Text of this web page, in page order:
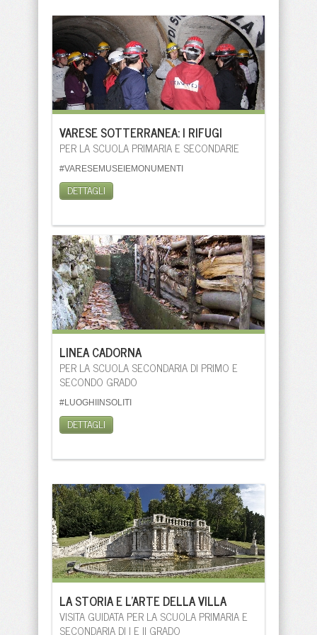
VARESE SOTTERRANEA: I RIFUGI
PER LA SCUOLA PRIMARIA E SECONDARIE
#VARESEMUSEIEMONUMENTI
DETTAGLI
LINEA CADORNA
PER LA SCUOLA SECONDARIA DI PRIMO E
SECONDO GRADO
#LUOGHIINSOLITI
DETTAGLI
LA STORIA E L’ARTE DELLA VILLA
VISITA GUIDATA PER LA SCUOLA PRIMARIA E
SECONDARIA DI I E II GRADO